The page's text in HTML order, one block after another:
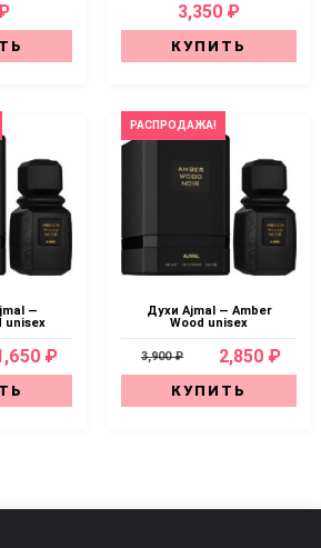
3,350 ₽
КУПИТЬ
—
unisex
₽
РАСПРОДАЖА!
Духи Ajmal — Amber
Wood unisex
3,900 ₽ 2,850 ₽
КУПИТЬ